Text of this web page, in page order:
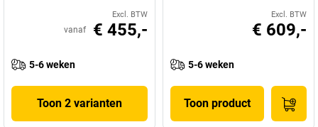
Excl. BTW
vanaf € 455,-
5-6 weken
Toon 2 varianten
Excl. BTW
€ 609,-
5-6 weken
Toon product